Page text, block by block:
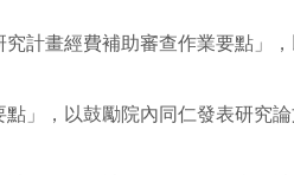
計畫經費補助審查作業要點」
」，以鼓勵院內同仁發表研究